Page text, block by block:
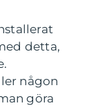
detta,
någon
göra